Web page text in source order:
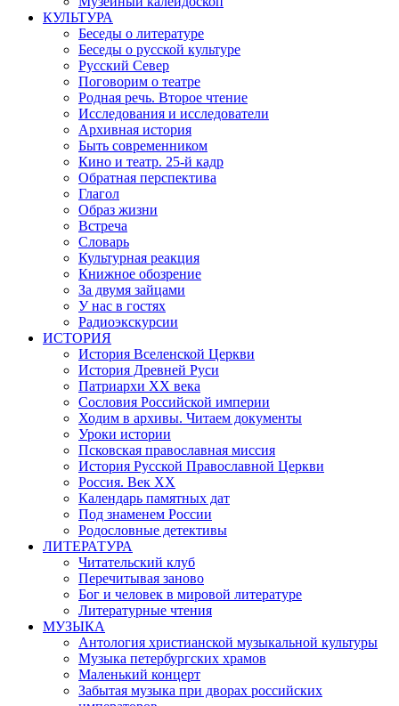
КУЛЬТУРА
Беседы о литературе
Беседы о русской культуре
Русский Север
Поговорим о театре
Родная речь. Второе чтение
Исследования и исследователи
Архивная история
Быть современником
Кино и театр. 25-й кадр
Обратная перспектива
Глагол
Образ жизни
Встреча
Словарь
Культурная реакция
Книжное обозрение
За двумя зайцами
У нас в гостях
Радиоэкскурсии
ИСТОРИЯ
История Вселенской Церкви
История Древней Руси
Патриархи XX века
Сословия Российской империи
Ходим в архивы. Читаем документы
Уроки истории
Псковская православная миссия
История Русской Православной Церкви
Россия. Век ХХ
Календарь памятных дат
Под знаменем России
Родословные детективы
ЛИТЕРАТУРА
Читательский клуб
Перечитывая заново
Бог и человек в мировой литературе
Литературные чтения
МУЗЫКА
Антология христианской музыкальной культуры
Музыка петербургских храмов
Маленький концерт
Забытая музыка при дворах российских